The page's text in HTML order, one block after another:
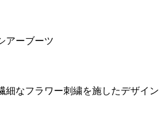
アーブーツ
細なフラワー刺繍を施したデザイン